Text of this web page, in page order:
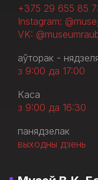
+375 29 655 85
Instagram:
VK:
аўторак -
з 9:00 да 17:00
Каса
з 9:00 да 16:30
панядзелак
выходны дзень